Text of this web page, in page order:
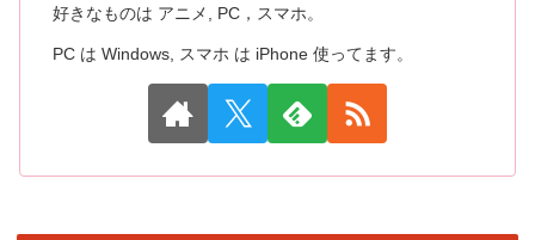
好きなものは アニメ, PC，スマホ。
PC は Windows, スマホ は iPhone 使ってます。